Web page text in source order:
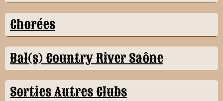
Chorées
Bal(s) Country River Saône
Sorties Autres Clubs